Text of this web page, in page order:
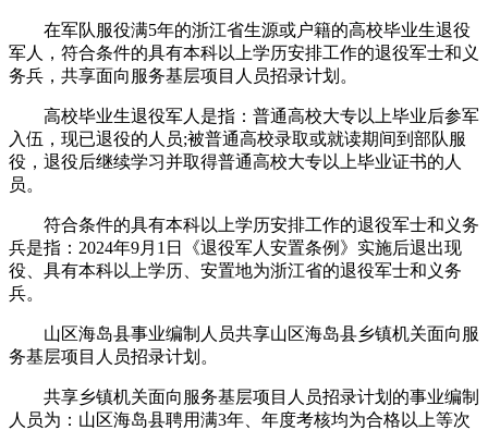
在军队服役满5年的浙江省生源或户籍的高校毕业生退役
军人，符合条件的具有本科以上学历安排工作的退役军士和义
务兵，共享面向服务基层项目人员招录计划。
高校毕业生退役军人是指：普通高校大专以上毕业后参军
入伍，现已退役的人员;被普通高校录取或就读期间到部队服
役，退役后继续学习并取得普通高校大专以上毕业证书的人
员。
符合条件的具有本科以上学历安排工作的退役军士和义务
兵是指：2024年9月1日《退役军人安置条例》实施后退出现
役、具有本科以上学历、安置地为浙江省的退役军士和义务
兵。
山区海岛县事业编制人员共享山区海岛县乡镇机关面向服
务基层项目人员招录计划。
共享乡镇机关面向服务基层项目人员招录计划的事业编制
人员为：山区海岛县聘用满3年、年度考核均为合格以上等次